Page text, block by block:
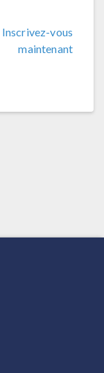
Inscrivez-vous
maintenant